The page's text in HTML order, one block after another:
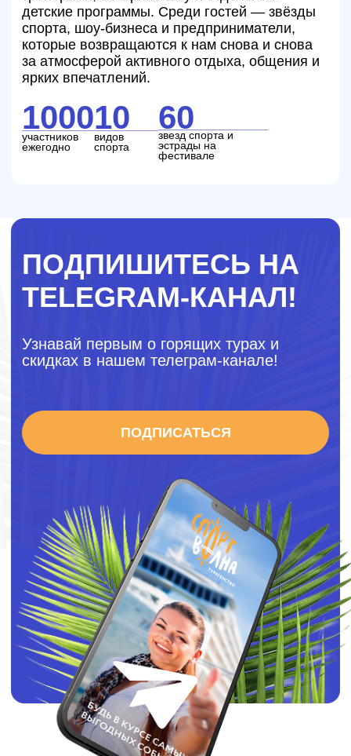
Консультация эксперта — бесплатно
+7
Адрес: Москва ул. Маршала Бирюзова 28
Написать нам в WhatsApp
E-mail: info@sportvolna.ru
+7 (926) 146-12-34
+7 (926) 136-12-34
Ольга
Анастасия
© Спортволна 2025 Политика конфеденциальности
Путешествуйте! Жизнь одна!
Корпоратив, свадебное путешествие, круиз?
Мы сделаем любой формат вашего путешествия!